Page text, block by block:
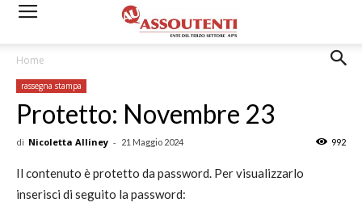
Home
rassegna stampa
Protetto: Novembre 23
di Nicoletta Alliney - 21 Maggio 2024 992
Il contenuto è protetto da password. Per visualizzarlo
inserisci di seguito la password: